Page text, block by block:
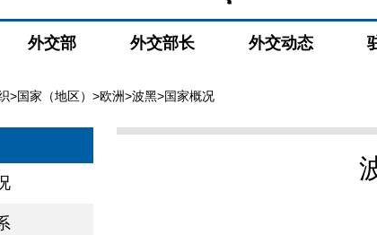
外交部 外交部长 外交动态
>国家（地区） >欧洲>波黑>国家概况